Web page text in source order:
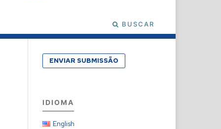
BUSCAR
ENVIAR SUBMISSÃO
IDIOMA
English